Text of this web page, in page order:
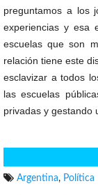
preguntamos a los
experiencias y esa
escuelas que son
relación tiene este
esclavizar a todos
las escuelas
privadas y gestando
Argentina, Política